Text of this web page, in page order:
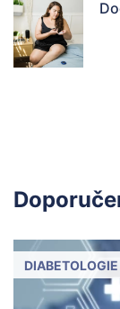
DIABETOLOGIE